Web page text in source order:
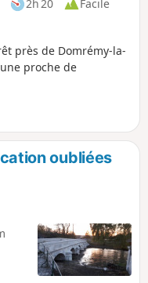
2h 20
Facile
près de Domrémy-la-
proche de
oubliées